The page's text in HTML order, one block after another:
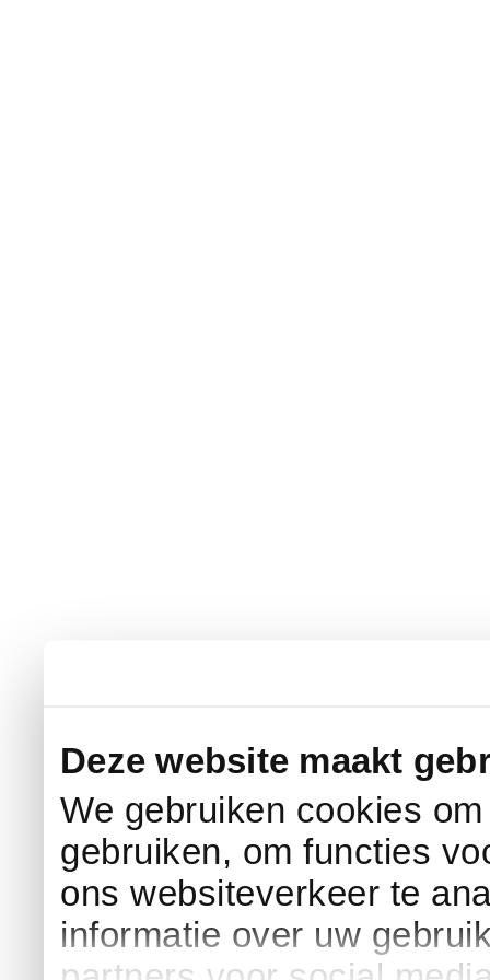
Deze website maakt
We gebruiken cookies
gebruiken, om functies
ons websiteverkeer te
informatie over uw